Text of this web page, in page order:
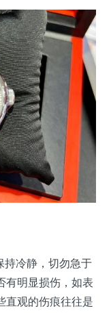
持冷静，切勿急于
有明显损伤，如表
直观的伤痕往往是